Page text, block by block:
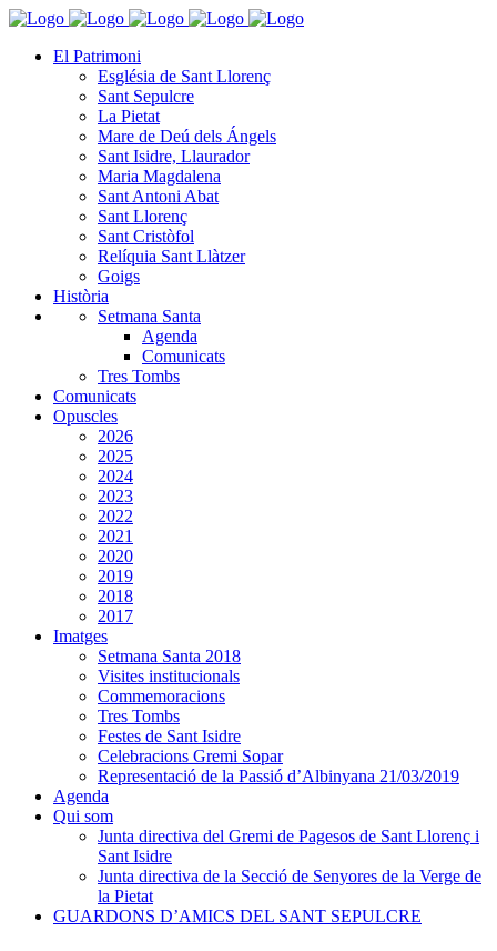
El Patrimoni
Església de Sant Llorenç
Sant Sepulcre
La Pietat
Mare de Deú dels Ángels
Sant Isidre, Llaurador
Maria Magdalena
Sant Antoni Abat
Sant Llorenç
Sant Cristòfol
Relíquia Sant Llàtzer
Goigs
Història
Setmana Santa
Agenda
Comunicats
Tres Tombs
Comunicats
Opuscles
2026
2025
2024
2023
2022
2021
2020
2019
2018
2017
Imatges
Setmana Santa 2018
Visites institucionals
Commemoracions
Tres Tombs
Festes de Sant Isidre
Celebracions Gremi Sopar
Representació de la Passió d’Albinyana 21/03/2019
Agenda
Qui som
Junta directiva del Gremi de Pagesos de Sant Llorenç i
Sant Isidre
Junta directiva de la Secció de Senyores de la Verge de
la Pietat
GUARDONS D’AMICS DEL SANT SEPULCRE